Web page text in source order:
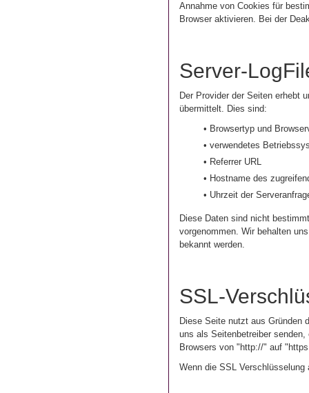
Annahme von Cookies für
Browser aktivieren. Bei der
Server-
Der Provider der Seiten erhebt
übermittelt. Dies sind:
• Browsertyp und
• verwendetes
• Referrer URL
• Hostname des
• Uhrzeit der
Diese Daten sind nicht
vorgenommen. Wir behalten
bekannt werden.
SSL-
Diese Seite nutzt aus Gründen
uns als Seitenbetreiber
Browsers von "http://" auf
Wenn die SSL